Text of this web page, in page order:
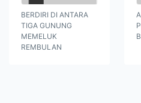
BERDIRI DI ANTARA
TIGA GUNUNG
MEMELUK
REMBULAN